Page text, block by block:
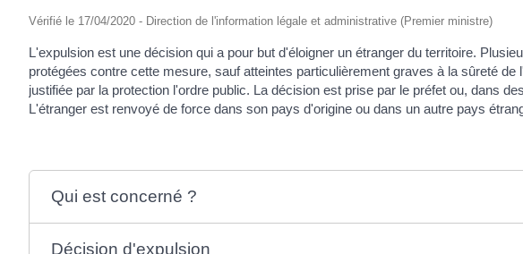
Vérifié le 17/04/2020 - Direction de l'information légale et administrative (Premier ministre)
L'expulsion est une décision qui a pour but d'éloigner un étranger du territoire.
protégées contre cette mesure, sauf atteintes particulièrement graves à la sûreté
justifiée par la protection l'ordre public. La décision est prise par le préfet ou, dans
L'étranger est renvoyé de force dans son pays d'origine ou dans un autre pays
Qui est concerné ?
Décision d'expulsion